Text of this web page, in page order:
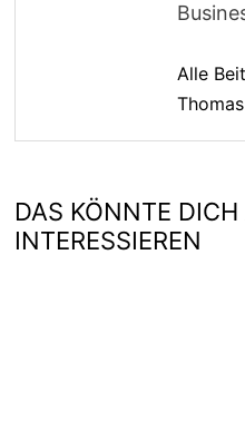
Alle
DAS KÖNNTE
INTERESSIEREN